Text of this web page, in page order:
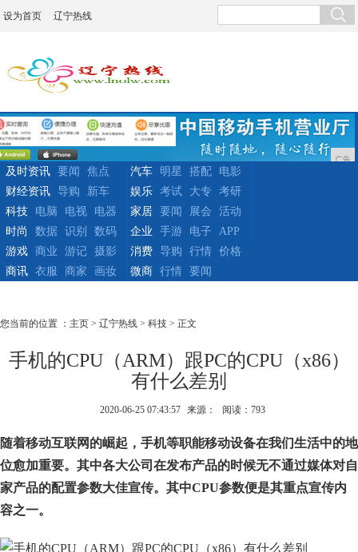
设为首页 辽宁热线
广告
及时资讯 要闻
焦点
财经资讯
导购 新车
汽车 明星 搭配
电影
娱乐
考试 大专
考研
科技
电脑 电视
电器
时尚
数据 识别 数码
家居 要闻 展会
活动
企业
手游 电子
APP
游戏
商业 游记
摄影
商讯
衣服 商家 画妆
消费 导购 行情
价格
微商
行情 要闻
您当前的位置 ： 主页 > 辽宁热线 > 科技 > 正文
手机的CPU（ARM）跟PC的CPU（x86）
有什么差别
2020-06-25 07:43:57 来源： 阅读：793
随着移动互联网的崛起，手机等职能移动设备在我们生活中的地
位愈加重要。其中各大公司在发布产品的时候无不通过媒体对自
家产品的配置参数大佳宣传。其中CPU参数便是其重点宣传内
容之一。